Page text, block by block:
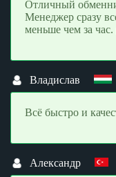
Отличный
Менеджер сразу
меньше чем за
Владислав
Всё быстро и
Александр